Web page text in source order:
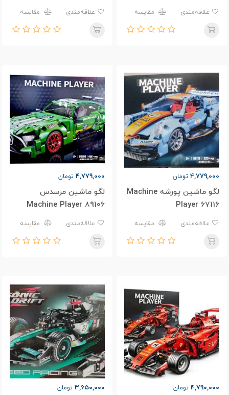
715026
مقایسه
Car 715023
مقایسه
4,779,000 تومان
لگو ماشین پورشه Machine
Player 67116
مقایسه
4,779,000 تومان
لگو ماشین مرسدس
Machine Player 89106
مقایسه
4,790,000 تومان 3,650,000 تومان